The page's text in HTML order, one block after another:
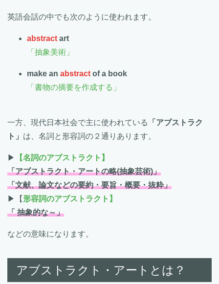
英語会話の中でも次のように使われます。
abstract art
「抽象美術」
make an abstract of a book
「書物の摘要を作成する」
一方、現代日本社会で主に使われている
「アブストラク
ト」 は、名詞と形容詞の２通りあります。
▶
【名詞のアブストラクト】
「アブストラクト・アートの略(抽象芸術)」
「文献、論文などの要約・要旨・概要・抜粋」
▶【形容詞のアブストラクト】
「 抽象的な～」
などの意味になります。
アブストラクト・アートとは？